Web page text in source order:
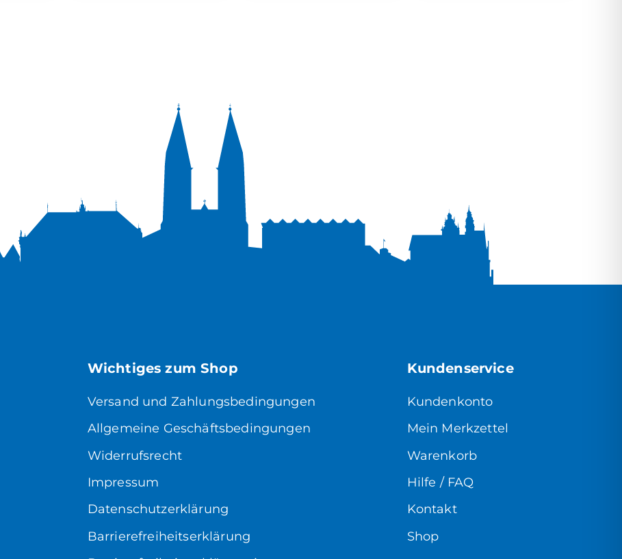
Wichtiges zum Shop
Versand und Zahlungsbedingungen
Allgemeine Geschäftsbedingungen
Widerrufsrecht
Impressum
Datenschutzerklärung
Barrierefreiheitserklärung
Kundenservice
Kundenkonto
Mein Merkzettel
Warenkorb
Hilfe / FAQ
Kontakt
Shop